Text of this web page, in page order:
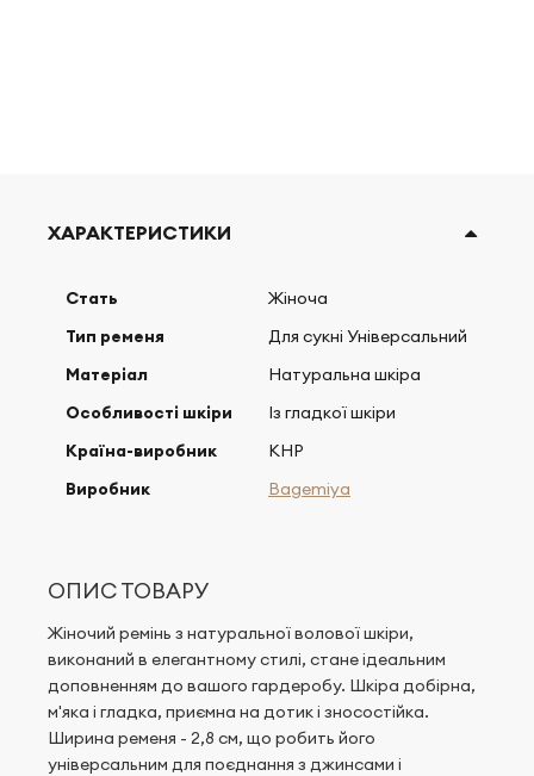
ХАРАКТЕРИСТИКИ
Стать
Жіноча
Тип ременя
Для сукні Універсальний
Матеріал
Натуральна шкіра
Особливості шкіри
Із гладкої шкіри
Країна-виробник
КНР
Виробник
Bagemiya
ОПИС ТОВАРУ
Жіночий ремінь з натуральної волової шкіри,
виконаний в елегантному стилі, стане ідеальним
доповненням до вашого гардеробу. Шкіра добірна,
м'яка і гладка, приємна на дотик і зносостійка.
Ширина ременя - 2,8 см, що робить його
універсальним для поєднання з джинсами і